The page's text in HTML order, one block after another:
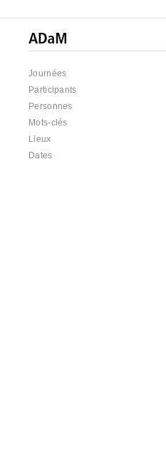
Journées
Participants
Personnes
Mots-clés
Lieux
Dates